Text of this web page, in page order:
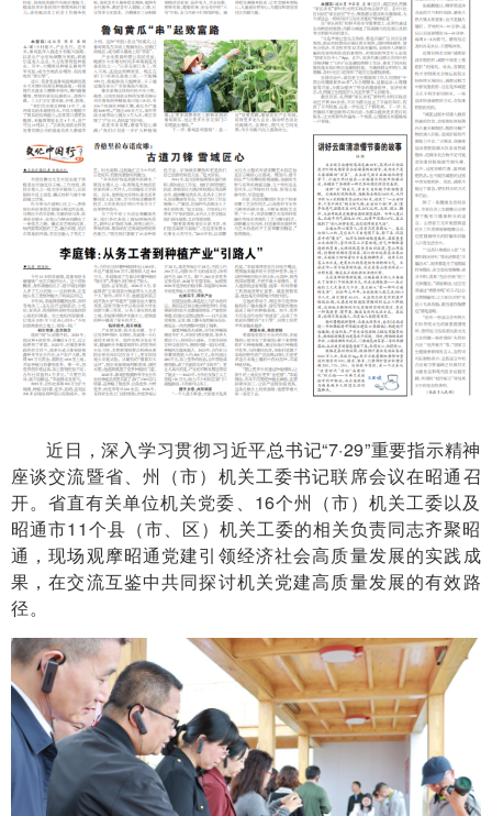
近日，深入学习贯彻习近平总书记“7·29”重要指示精神
座谈交流暨省、州（市）机关工委书记联席会议在昭通召
开。省直有关单位机关党委、16个州（市）机关工委以及
昭通市11个县（市、区）机关工委的相关负责同志齐聚昭
通，现场观摩昭通党建引领经济社会高质量发展的实践成
果，在交流互鉴中共同探讨机关党建高质量发展的有效路
径。